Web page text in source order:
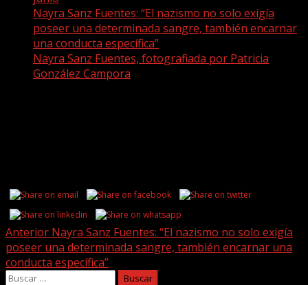
Nayra Sanz Fuentes: “El nazismo no solo exigía
poseer una determinada sangre, también encarnar
una conducta específica”
Nayra Sanz Fuentes, fotografiada por Patricia
González Campora
Post
navigation
Anterior Nayra Sanz Fuentes: “El nazismo no solo exigía
poseer una determinada sangre, también encarnar una
conducta específica”
Buscar: